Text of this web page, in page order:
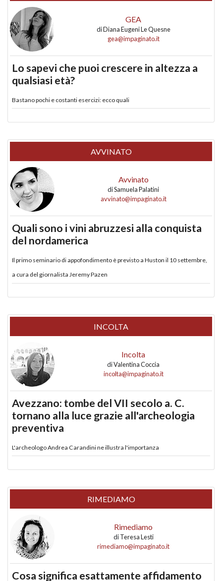
GEA
diDiana Eugeni Le Quesne
gea@impaginato.it
Lo sapevi che puoi crescere in altezza a
qualsiasi età?
Bastano pochi e costanti esercizi: ecco quali
AVVINATO
Avvinato
diSamuela Palatini
avvinato@impaginato.it
Quali sono i vini abruzzesi alla conquista
del nordamerica
Il primo seminario di appofondimento è previsto a Huston il 10 settembre,
a cura del giornalista Jeremy Pazen
INCOLTA
Incolta
diValentina Coccia
incolta@impaginato.it
Avezzano: tombe del VII secolo a. C.
tornano alla luce grazie all'archeologia
preventiva
L'archeologo Andrea Carandini ne illustra l'importanza
RIMEDIAMO
Rimediamo
diTeresa Lesti
rimediamo@impaginato.it
Cosa significa esattamente affidamento